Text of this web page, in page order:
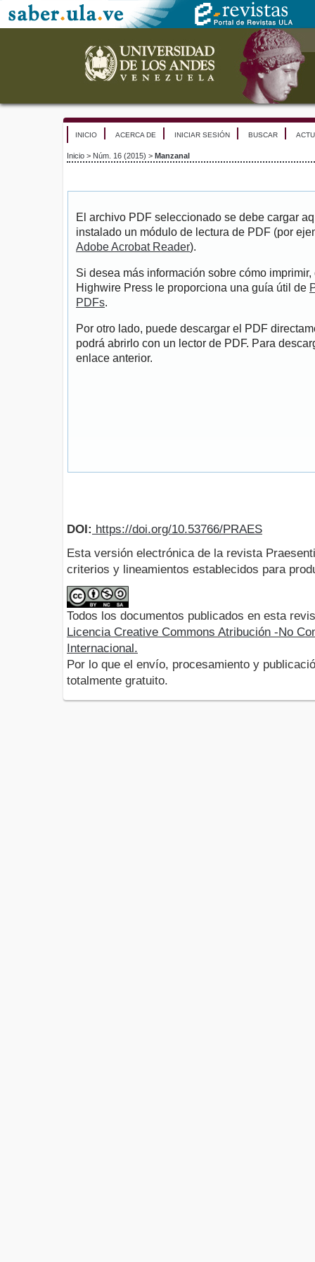
INICIO ACERCA DE INICIAR SESIÓN BUSCAR
Inicio > Núm. 16 (2015) > Manzanal
El archivo PDF seleccionado se debe cargar
instalado un módulo de lectura de PDF (por
Adobe Acrobat Reader).
Si desea más información sobre cómo
Highwire Press le proporciona una guía útil de
PDFs.
Por otro lado, puede descargar el PDF
podrá abrirlo con un lector de PDF. Para
enlace anterior.
DOI: https://doi.org/10.53766/PRAES
Esta versión electrónica de la revista
criterios y lineamientos establecidos para
Todos los documentos publicados en esta
Licencia Creative Commons Atribución -No
Internacional.
Por lo que el envío, procesamiento y
totalmente gratuito.